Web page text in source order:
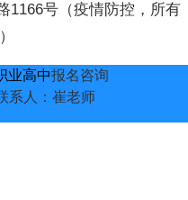
号（疫情防控，所有
业高中报名咨询
系人：崔老师